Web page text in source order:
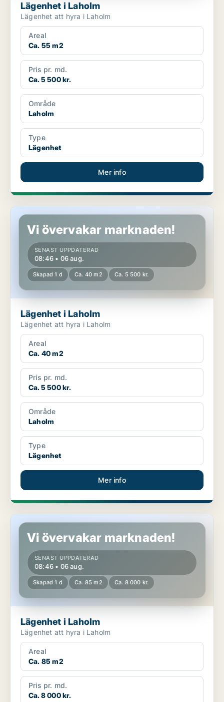
Lägenhet i Laholm
Lägenhet att hyra i Laholm
Areal
Ca. 55 m2
Pris pr. md.
Ca. 5 500 kr.
Område
Laholm
Type
Lägenhet
Mer info
Lägenhet i Laholm
Vi övervakar marknaden!
SENAST UPPDATERAD
08:46 • 06 aug.
Skapad 1 d Ca. 40 m2 Ca. 5 500 kr.
Lägenhet i Laholm
Lägenhet att hyra i Laholm
Areal
Ca. 40 m2
Pris pr. md.
Ca. 5 500 kr.
Område
Laholm
Type
Lägenhet
Mer info
Lägenhet i Laholm
Vi övervakar marknaden!
SENAST UPPDATERAD
08:46 • 06 aug.
Skapad 1 d Ca. 85 m2 Ca. 8 000 kr.
Lägenhet i Laholm
Lägenhet att hyra i Laholm
Areal
Ca. 85 m2
Pris pr. md.
Ca. 8 000 kr.